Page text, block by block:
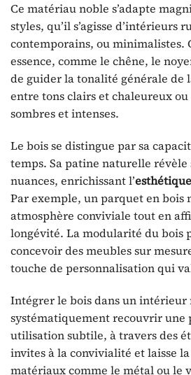
Ce matériau noble s’adapte
styles, qu’il s’agisse d’intérieurs
contemporains, ou minimalistes.
essence, comme le chêne, le
de guider la tonalité générale de
entre tons clairs et chaleureux ou
sombres et intenses.
Le bois se distingue par sa
temps. Sa patine naturelle révèle
nuances, enrichissant l’esthétique
Par exemple, un parquet en bois
atmosphère conviviale tout en
longévité. La modularité du bois
concevoir des meubles sur
touche de personnalisation qui
Intégrer le bois dans un intérieur
systématiquement recouvrir une
utilisation subtile, à travers des
invites à la convivialité et laisse
matériaux comme le métal ou le